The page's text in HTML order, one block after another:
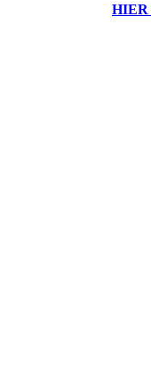
HIER